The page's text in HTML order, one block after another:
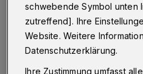
D ie Idee geht von
Eberhardt aus.
umsetzen kann, schafft
schwebende Symbol unten
zutreffend]. Ihre
Website. Weitere
Datenschutzerklärung.
Ihre Zustimmung umfasst